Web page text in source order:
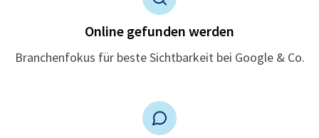
Online gefunden werden
Branchenfokus für beste Sichtbarkeit bei Google & Co.